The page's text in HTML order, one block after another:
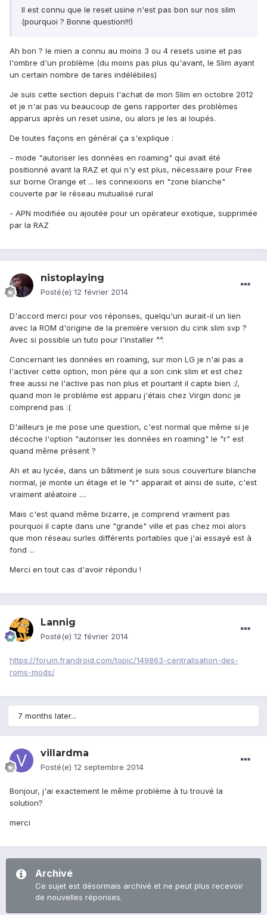
Il est connu que le reset usine n'est pas bon sur nos slim
(pourquoi ? Bonne question!!!)
Ah bon ? le mien a connu au moins 3 ou 4 resets usine et pas
l'ombre d'un problème (du moins pas plus qu'avant, le Slim ayant
un certain nombre de tares indélébiles)
Je suis cette section depuis l'achat de mon Slim en octobre 2012
et je n'ai pas vu beaucoup de gens rapporter des problèmes
apparus après un reset usine, ou alors je les ai loupés.
De toutes façons en général ça s'explique :
- mode "autoriser les données en roaming" qui avait été
positionné avant la RAZ et qui n'y est plus, nécessaire pour Free
sur borne Orange et ... les connexions en "zone blanche"
couverte par le réseau mutualisé rural
- APN modifiée ou ajoutée pour un opérateur exotique, supprimée
par la RAZ
nistoplaying
Posté(e) 12 février 2014
D'accord merci pour vos réponses, quelqu'un aurait-il un lien
avec la ROM d'origine de la première version du cink slim svp ?
Avec si possible un tuto pour l'installer ^^.
Concernant les données en roaming, sur mon LG je n'ai pas a
l'activer cette option, mon père qui a son cink slim et est chez
free aussi ne l'active pas non plus et pourtant il capte bien :/,
quand mon le problème est apparu j'étais chez Virgin donc je
comprend pas :(
D'ailleurs je me pose une question, c'est normal que même si je
décoche l'option "autoriser les données en roaming" le "r" est
quand même présent ?
Ah et au lycée, dans un bâtiment je suis sous couverture blanche
normal, je monte un étage et le "r" apparait et ainsi de suite, c'est
vraiment aléatoire ....
Mais c'est quand même bizarre, je comprend vraiment pas
pourquoi il capte dans une "grande" ville et pas chez moi alors
que mon réseau surles différents portables que j'ai essayé est à
fond ...
Merci en tout cas d'avoir répondu !
Lannig
Posté(e) 12 février 2014
https://forum.frandroid.com/topic/149863-centralisation-des-
roms-mods/
7 months later...
villardma
Posté(e) 12 septembre 2014
Bonjour, j'ai exactement le même problème à tu trouvé la
solution?
merci
Archivé
Ce sujet est désormais archivé et ne peut plus recevoir
de nouvelles réponses.